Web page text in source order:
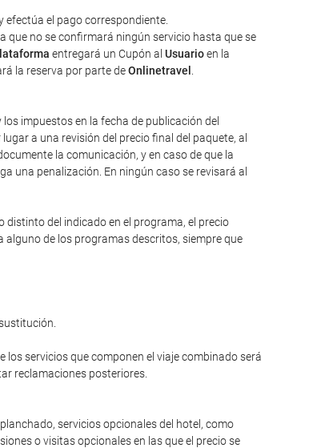
efectúa el pago correspondiente.
que no se confirmará ningún servicio hasta que se
entregará un Cupón al Usuarioen la
la reserva por parte deOnlinetravel
impuestos en la fecha de publicación del
a una revisión del precio final del paquete, al
la comunicación, y en caso de que la
una penalización. En ningún caso se revisará al
del indicado en el programa, el precio
alguno de los programas descritos, siempre que
los servicios que componen el viaje combinado será
reclamaciones posteriores.
servicios opcionales del hotel, como
o visitas opcionales en las que el precio se